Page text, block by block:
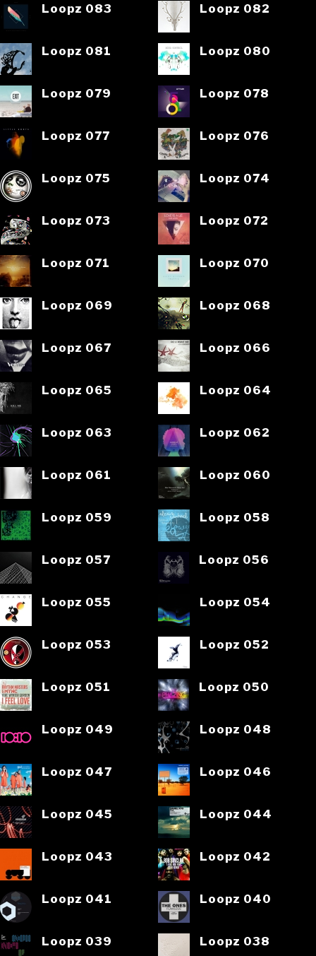
Loopz 083 Loopz 082
Loopz 081 Loopz 080
Loopz 079 Loopz 078
Loopz 077 Loopz 076
Loopz 075 Loopz 074
Loopz 073 Loopz 072
Loopz 071 Loopz 070
Loopz 069 Loopz 068
Loopz 067 Loopz 066
Loopz 065 Loopz 064
Loopz 063 Loopz 062
Loopz 061 Loopz 060
Loopz 059 Loopz 058
Loopz 057 Loopz 056
Loopz 055 Loopz 054
Loopz 053 Loopz 052
Loopz 051 Loopz 050
Loopz 049 Loopz 048
Loopz 047 Loopz 046
Loopz 045 Loopz 044
Loopz 043 Loopz 042
Loopz 041 Loopz 040
Loopz 039 Loopz 038